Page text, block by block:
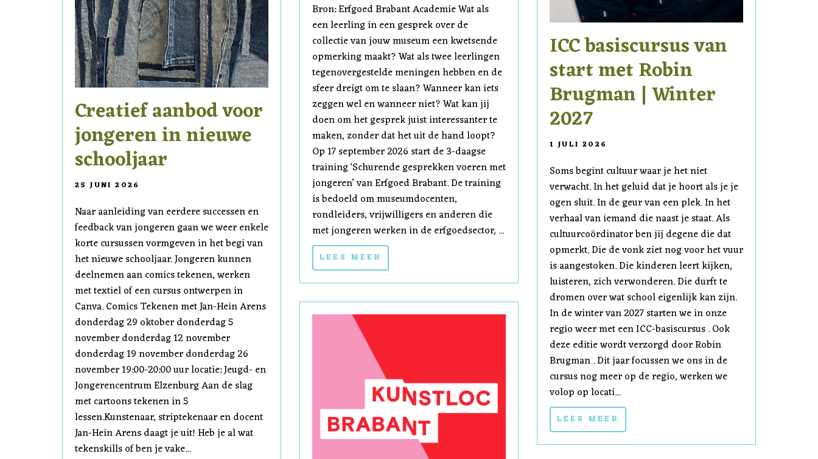
ICC basiscursus van
start met Robin
Brugman | Winter
2027
1 JULI 2026
Soms begint cultuur waar je het niet
verwacht. In het geluid dat je hoort als je je
ogen sluit. In de geur van een plek. In het
verhaal van iemand die naast je staat. Als
cultuurcoördinator ben jij degene die dat
opmerkt. Die de vonk ziet nog voor het vuur
is aangestoken. Die kinderen leert kijken,
luisteren, zich verwonderen. Die durft te
dromen over wat school eigenlijk kan zijn.
In de winter van 2027 starten we in onze
regio weer met een ICC-basiscursus . Ook
deze editie wordt verzorgd door Robin
Brugman . Dit jaar focussen we ons in de
cursus nog meer op de regio, werken we
volop op locati...
LEES MEER
Creatief aanbod voor
jongeren in nieuwe
schooljaar
25 JUNI 2026
Naar aanleiding van eerdere successen en
feedback van jongeren gaan we weer enkele
korte cursussen vormgeven in het begi van
het nieuwe schooljaar. Jongeren kunnen
deelnemen aan comics tekenen, werken
met textiel of een cursus ontwerpen in
Canva. Comics Tekenen met Jan-Hein Arens
donderdag 29 oktober donderdag 5
november donderdag 12 november
donderdag 19 november donderdag 26
november 19:00-20:00 uur locatie: Jeugd- en
Jongerencentrum Elzenburg Aan de slag
met cartoons tekenen in 5
lessen.Kunstenaar, striptekenaar en docent
Jan-Hein Arens daagt je uit! Heb je al wat
tekenskills of ben je vake...
Bron: Erfgoed Brabant Academie Wat als
een leerling in een gesprek over de
collectie van jouw museum een kwetsende
opmerking maakt? Wat als twee leerlingen
tegenovergestelde meningen hebben en de
sfeer dreigt om te slaan? Wanneer kan iets
zeggen wel en wanneer niet? Wat kan jij
doen om het gesprek juist interessanter te
maken, zonder dat het uit de hand loopt?
Op 17 september 2026 start de 3-daagse
training ‘Schurende gesprekken voeren met
jongeren’ van Erfgoed Brabant. De training
is bedoeld om museumdocenten,
rondleiders, vrijwilligers en anderen die
met jongeren werken in de erfgoedsector, ...
LEES MEER